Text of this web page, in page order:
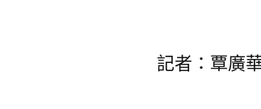
記者：覃廣